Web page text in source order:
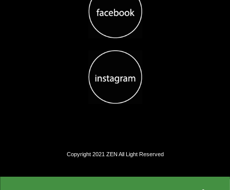
Copyright 2021 ZEN All Light Reserved